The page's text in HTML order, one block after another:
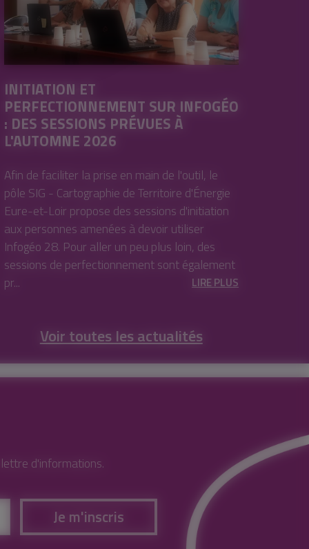
INITIATION ET
PERFECTIONNEMENT SUR INFOGÉO
: DES SESSIONS PRÉVUES À
L'AUTOMNE 2026
Afin de faciliter la prise en main de l'outil, le
pôle SIG - Cartographie de Territoire d'Énergie
Eure-et-Loir propose des sessions d'initiation
aux personnes amenées à devoir utiliser
Infogéo 28. Pour aller un peu plus loin, des
sessions de perfectionnement sont également
pr...
LIRE PLUS
Voir toutes les actualités
d'informations.
Je m'inscris